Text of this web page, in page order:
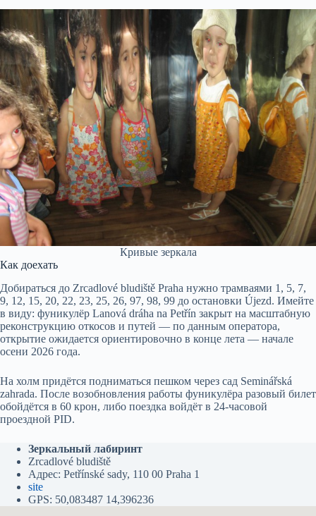
Кривые зеркала
Как доехать
Добираться до Zrcadlové bludiště Praha нужно трамваями 1, 5, 7,
9, 12, 15, 20, 22, 23, 25, 26, 97, 98, 99 до остановки Újezd. Имейте
в виду: фуникулёр Lanová dráha na Petřín закрыт на масштабную
реконструкцию откосов и путей — по данным оператора,
открытие ожидается ориентировочно в конце лета — начале
осени 2026 года.
На холм придётся подниматься пешком через сад Seminářská
zahrada. После возобновления работы фуникулёра разовый билет
обойдётся в 60 крон, либо поездка войдёт в 24-часовой
проездной PID.
Зеркальный лабиринт
Zrcadlové bludiště
Адрес: Petřínské sady, 110 00 Praha 1
site
GPS: 50,083487 14,396236